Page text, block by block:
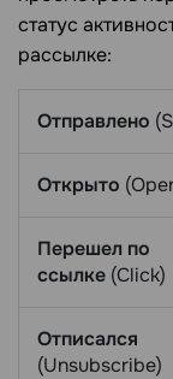
статус
рассылке:
Отправлено
Открыто
Перешел по
ссылке (Click)
Отписался
(Unsubscribe)